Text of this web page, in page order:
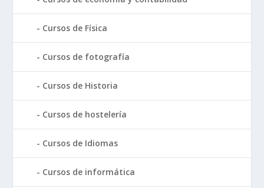
Cursos de Física
Cursos de fotografía
Cursos de Historia
Cursos de hostelería
Cursos de Idiomas
Cursos de informática